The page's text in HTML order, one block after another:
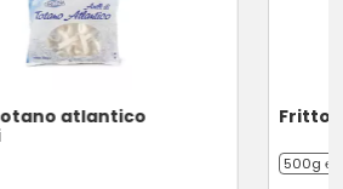
atlantico
Fritto
500g ℮